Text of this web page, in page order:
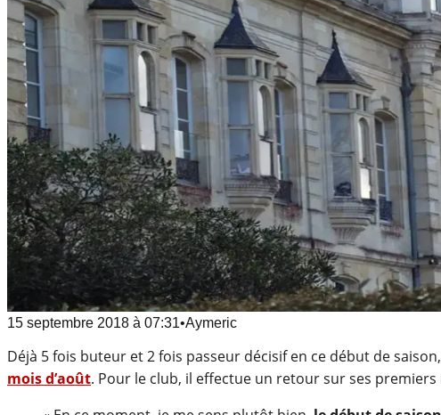
15 septembre 2018 à 07:31•Aymeric
Déjà 5 fois buteur et 2 fois passeur décisif en ce début de
mois d’août. Pour le club, il effectue un retour sur ses